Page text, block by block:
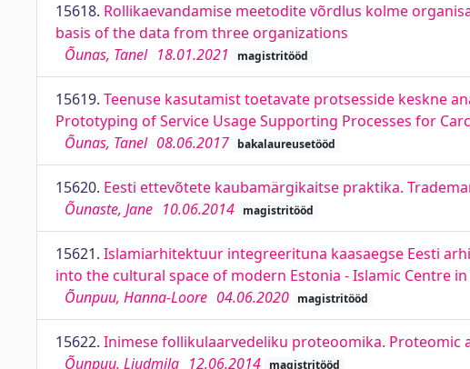
15618. Rollikaevandamise meetodite võrdlus kolme
basis of the data from three organizations
Õunas, Tanel 18.01.2021 magistritööd
15619. Teenuse kasutamist toetavate protsesside keskne
Prototyping of Service Usage Supporting Processes for
Õunas, Tanel 08.06.2017 bakalaureusetööd
15620. Eesti ettevõtete kaubamärgikaitse praktika.
Õunaste, Jane 10.06.2014 magistritööd
15621. Islamiarhitektuur integreerituna kaasaegse Eesti
into the cultural space of modern Estonia - Islamic Centre in
Õunpuu, Hanna-Loore 04.06.2020 magistritööd
15622. Inimese follikulaarvedeliku proteoomika. Proteomic
Õunpuu, Ljudmila 12.06.2014 magistritööd